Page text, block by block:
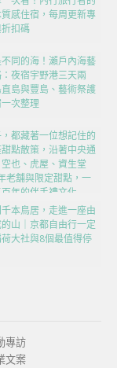
感住宿，每周更新專
扣碼
同的海！瀨戶內海藝
夜宿宇野港三天兩
島與豐島、藝術祭護
次整理
都藏著一位想記住的
點散策，沿著中央通
也、虎屋、資生堂
老舖與限定甜點，一
年的伴手禮文化
本鳥居，走進一座由
山｜京都自由行一定
大社與8個最值得停
專訪
文案